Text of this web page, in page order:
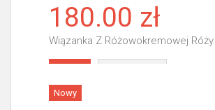
180.00 zł
Wiązanka Z Różowokremowej Róży
Nowy